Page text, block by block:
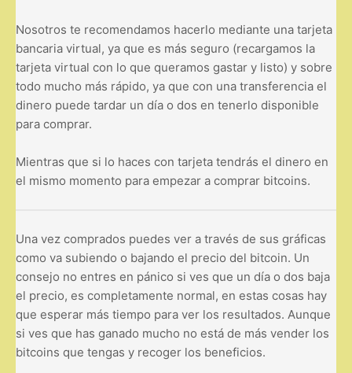
Nosotros te recomendamos hacerlo mediante una tarjeta
bancaria virtual, ya que es más seguro (recargamos la
tarjeta virtual con lo que queramos gastar y listo) y sobre
todo mucho más rápido, ya que con una transferencia el
dinero puede tardar un día o dos en tenerlo disponible
para comprar.
Mientras que si lo haces con tarjeta tendrás el dinero en
el mismo momento para empezar a comprar bitcoins.
Una vez comprados puedes ver a través de sus gráficas
como va subiendo o bajando el precio del bitcoin. Un
consejo no entres en pánico si ves que un día o dos baja
el precio, es completamente normal, en estas cosas hay
que esperar más tiempo para ver los resultados. Aunque
si ves que has ganado mucho no está de más vender los
bitcoins que tengas y recoger los beneficios.